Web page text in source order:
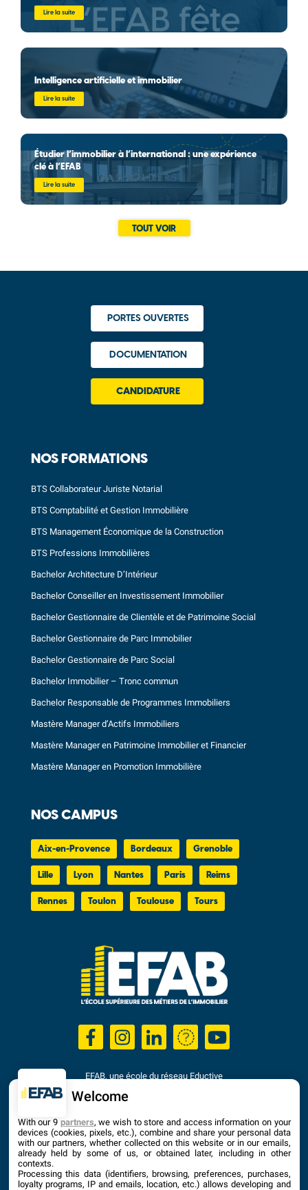
Lire la suite
Intelligence artificielle et immobilier
Lire la suite
Étudier l’immobilier à l’international : une expérience
clé à l’EFAB
Lire la suite
TOUT VOIR
PORTES OUVERTES
DOCUMENTATION
CANDIDATURE
NOS FORMATIONS
BTS Collaborateur Juriste Notarial
BTS Comptabilité et Gestion Immobilière
BTS Management Économique de la Construction
BTS Professions Immobilières
Bachelor Architecture D’Intérieur
Bachelor Conseiller en Investissement Immobilier
Bachelor Gestionnaire de Clientèle et de Patrimoine Social
Bachelor Gestionnaire de Parc Immobilier
Bachelor Gestionnaire de Parc Social
Bachelor Immobilier – Tronc commun
Bachelor Responsable de Programmes Immobiliers
Mastère Manager d’Actifs Immobiliers
Mastère Manager en Patrimoine Immobilier et Financier
Mastère Manager en Promotion Immobilière
NOS CAMPUS
Aix-en-Provence Bordeaux Grenoble
Lille Lyon Nantes Paris Reims
Rennes Toulon Toulouse Tours
EFAB, une école du réseau Eductive
Établissement d'Enseignement Supérieur Privé Technique
Dernière mise à jour : Septembre 2025
Welcome
With our 9 partners, we wish to store and access information on your
devices (cookies, pixels, etc.), combine and share your personal data
with our partners, whether collected on this website or in our emails,
already held by some of us, or obtained later, including in other
contexts.
Processing this data (identifiers, browsing, preferences, purchases,
loyalty programs, IP and emails, location, etc.) allows developing and